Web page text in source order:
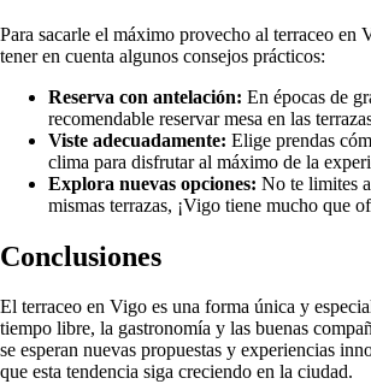
Para sacarle el máximo provecho al terraceo en
tener en cuenta algunos consejos prácticos:
Reserva con antelación: En épocas de
recomendable reservar mesa en las
Viste adecuadamente: Elige prendas
clima para disfrutar al máximo de la
Explora nuevas opciones: No te limites
mismas terrazas, ¡Vigo tiene mucho que
Conclusiones
El terraceo en Vigo es una forma única y
tiempo libre, la gastronomía y las buenas
se esperan nuevas propuestas y experiencias
que esta tendencia siga creciendo en la ciudad.